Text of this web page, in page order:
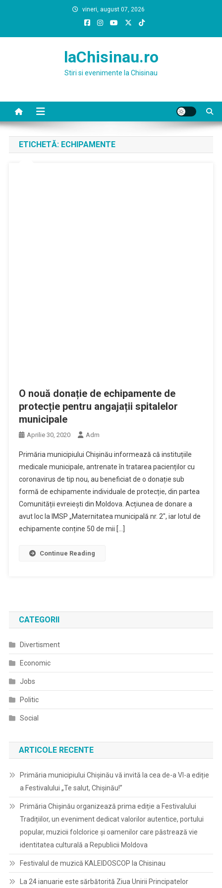
vineri, august 07, 2026
laChisinau.ro
Stiri si evenimente la Chisinau
ETICHETĂ: ECHIPAMENTE
O nouă donație de echipamente de
protecție pentru angajații spitalelor
municipale
Aprilie 30, 2020 Adm
Primăria municipiului Chișinău informează că instituțiile
medicale municipale, antrenate în tratarea pacienților cu
coronavirus de tip nou, au beneficiat de o donație sub
formă de echipamente individuale de protecție, din partea
Comunității evreiești din Moldova. Acțiunea de donare a
avut loc la IMSP „Maternitatea municipală nr. 2″, iar lotul de
echipamente conține 50 de mii […]
Continue Reading
CATEGORII
Divertisment
Economic
Jobs
Politic
Social
ARTICOLE RECENTE
Primăria municipiului Chișinău vă invită la cea de-a VI-a ediție
a Festivalului „Te salut, Chișinău!”
Primăria Chișinău organizează prima ediție a Festivalului
Tradițiilor, un eveniment dedicat valorilor autentice, portului
popular, muzicii folclorice și oamenilor care păstrează vie
identitatea culturală a Republicii Moldova
Festivalul de muzică KALEIDOSCOP la Chisinau
La 24 ianuarie este sărbătorită Ziua Unirii Principatelor